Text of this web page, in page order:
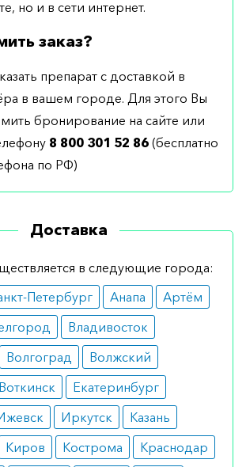
но и в сети интернет.
заказ?
препарат с доставкой в
в вашем городе. Для этого Вы
бронирование на сайте или
8 800 301 52 86 (бесплатно
по РФ)
Доставка
в следующие города:
Петербург Анапа
Артём
Владивосток
Волгоград
Волжский
Воткинск
Екатеринбург
Иркутск
Казань
Киров Кострома
Краснодар